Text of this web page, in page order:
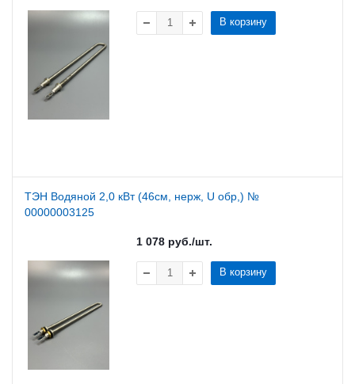
В корзину
ТЭН Водяной 2,0 кВт (46см, нерж, U обр,) №
00000003125
1 078 руб./шт.
В корзину